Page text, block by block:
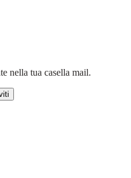
nella tua casella mail.